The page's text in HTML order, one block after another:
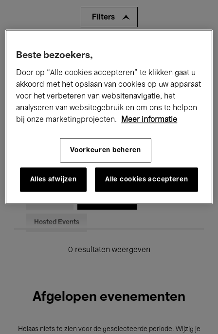
Filters
Tentoonstellingen Films
Performances Lezingen & Debatten
Jazz Klassieke Muziek Global Music
Elektronische Muziek
Voor iedereen Kids’ Palace
Hosted Events
0 resultaten weergeven
Afgelopen evenementen
Helaas niets te zien voor de geselecteerde periode. Wijzig je
Beste bezoekers,
Door op “Alle cookies accepteren” te klikken gaat u
akkoord met het opslaan van cookies op uw apparaat
voor het verbeteren van websitenavigatie, het
analyseren van websitegebruik en om ons te helpen
bij onze marketingprojecten.
Meer informatie
Voorkeuren beheren
Alles afwijzen Alle cookies accepteren